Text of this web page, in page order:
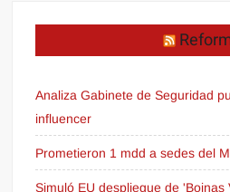
Analiza Gabinete de Seguridad
influencer
Prometieron 1 mdd a sedes del
Simuló EU despliegue de 'Boinas